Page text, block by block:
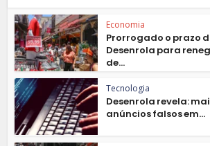
Economia
Prorrogado o prazo
Desenrola para
de...
Tecnologia
Desenrola revela:
anúncios falsos em...